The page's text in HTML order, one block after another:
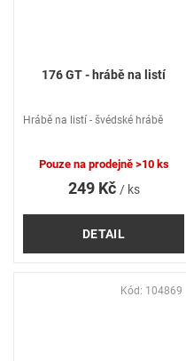
176 GT - hrábě na listí
249 Kč / ks
DETAIL
Hrábě na listí - švédské hrábě
Pouze na prodejně >10 ks
Kód: 104869